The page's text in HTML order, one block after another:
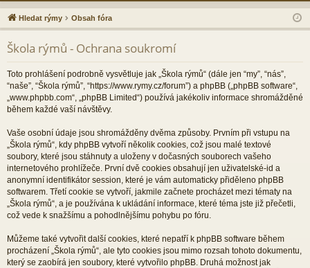
a lá
sit
ist
ro
Hledat rýmy Obsah fóra
Škola rýmů - Ochrana soukromí
Toto prohlášení podrobně vysvětluje jak „Škola rýmů“ (dále jen “my”, “nás”,
“naše”, “Škola rýmů”, “https://www.rymy.cz/forum”) a phpBB („phpBB software“,
„www.phpbb.com“, „phpBB Limited“) používá jakékoliv informace shromážděné
během každé vaší návštěvy.
Vaše osobní údaje jsou shromážděny dvěma způsoby. Prvním při vstupu na
„Škola rýmů“, kdy phpBB vytvoří několik cookies, což jsou malé textové
soubory, které jsou stáhnuty a uloženy v dočasných souborech vašeho
internetového prohlížeče. První dvě cookies obsahují jen uživatelské-id a
anonymní identifikátor session, které je vám automaticky přiděleno phpBB
softwarem. Třetí cookie se vytvoří, jakmile začnete procházet mezi tématy na
„Škola rýmů“, a je používána k ukládání informace, které téma jste již přečetli,
což vede k snažšímu a pohodlnějšímu pohybu po fóru.
Můžeme také vytvořit další cookies, které nepatří k phpBB software během
procházení „Škola rýmů“, ale tyto cookies jsou mimo rozsah tohoto dokumentu,
který se zaobírá jen soubory, které vytvořilo phpBB. Druhá možnost jak